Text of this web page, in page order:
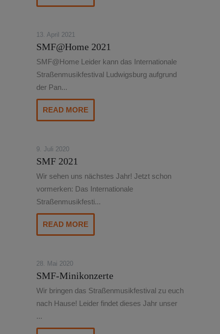
13. April 2021
SMF@Home 2021
SMF@Home Leider kann das Internationale
Straßenmusikfestival Ludwigsburg aufgrund
der Pan...
READ MORE
9. Juli 2020
SMF 2021
Wir sehen uns nächstes Jahr! Jetzt schon
vormerken: Das Internationale
Straßenmusikfesti...
READ MORE
28. Mai 2020
SMF-Minikonzerte
Wir bringen das Straßenmusikfestival zu euch
nach Hause! Leider findet dieses Jahr unser
...